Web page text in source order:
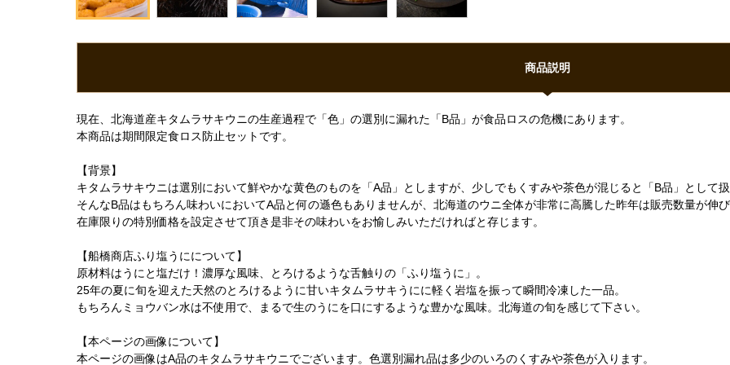
商品説明
現在、北海道産キタムラサキウニの生産過程で「色」の選別に漏れた「B品」が食品ロスの危機にあります。
本商品は期間限定食ロス防止セットです。
【背景】
キタムラサキウニは選別において鮮やかな黄色のものを「A品」としますが、少しでもくすみや茶色が混じると「B品」として扱
そんなB品はもちろん味わいにおいてA品と何の遜色もありませんが、北海道のウニ全体が非常に高騰した昨年は販売数量が伸び
在庫限りの特別価格を設定させて頂き是非その味わいをお愉しみいただければと存じます。
【船橋商店ふり塩うにについて】
原材料はうにと塩だけ！濃厚な風味、とろけるような舌触りの「ふり塩うに」。
25年の夏に旬を迎えた天然のとろけるように甘いキタムラサキうにに軽く岩塩を振って瞬間冷凍した一品。
もちろんミョウバン水は不使用で、まるで生のうにを口にするような豊かな風味。北海道の旬を感じて下さい。
【本ページの画像について】
本ページの画像はA品のキタムラサキウニでございます。色選別漏れ品は多少のいろのくすみや茶色が入ります。